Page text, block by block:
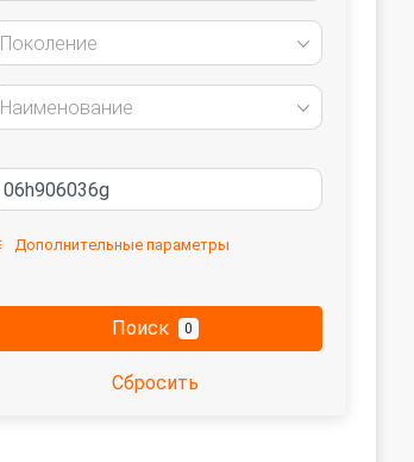
Поколение
Наименование
Дополнительные параметры
Поиск 0
Сбросить